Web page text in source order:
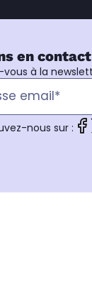
en
vous à la
nous sur :